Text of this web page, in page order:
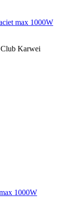
max 1000W
Karwei
1000W